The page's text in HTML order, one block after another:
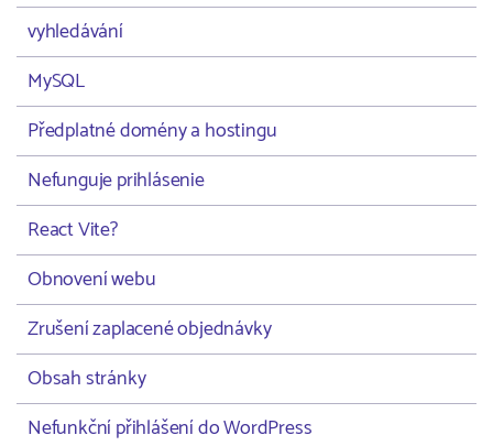
vyhledávání
MySQL
Předplatné domény a hostingu
Nefunguje prihlásenie
React Vite?
Obnovení webu
Zrušení zaplacené objednávky
Obsah stránky
Nefunkční přihlášení do WordPress